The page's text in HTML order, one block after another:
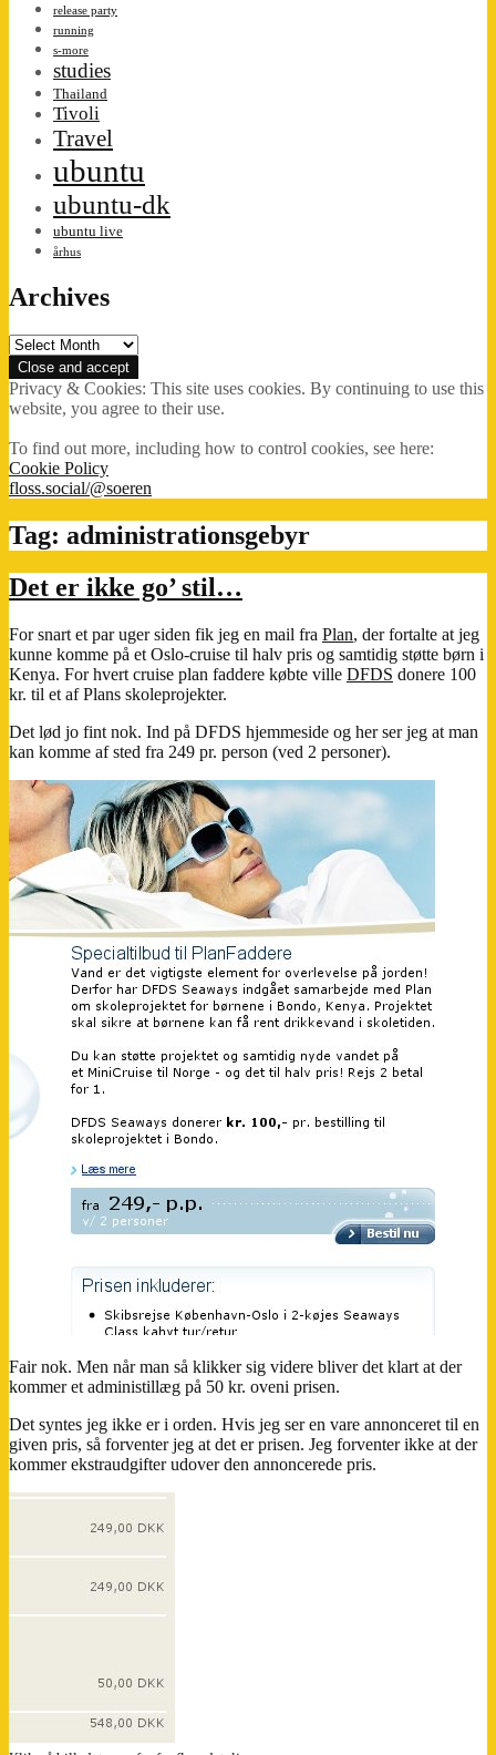
release party
running
s-more
studies
Thailand
Tivoli
Travel
ubuntu
ubuntu-dk
ubuntu live
århus
Archives
Archives
Privacy & Cookies: This site uses cookies. By continuing to use this
website, you agree to their use.
To find out more, including how to control cookies, see here:
Cookie Policy
floss.social/@soeren
Tag: administrationsgebyr
Det er ikke go’ stil…
For snart et par uger siden fik jeg en mail fra Plan, der fortalte at jeg
kunne komme på et Oslo-cruise til halv pris og samtidig støtte børn i
Kenya. For hvert cruise plan faddere købte ville DFDS donere 100
kr. til et af Plans skoleprojekter.
Det lød jo fint nok. Ind på DFDS hjemmeside og her ser jeg at man
kan komme af sted fra 249 pr. person (ved 2 personer).
Fair nok. Men når man så klikker sig videre bliver det klart at der
kommer et administillæg på 50 kr. oveni prisen.
Det syntes jeg ikke er i orden. Hvis jeg ser en vare annonceret til en
given pris, så forventer jeg at det er prisen. Jeg forventer ikke at der
kommer ekstraudgifter udover den annoncerede pris.